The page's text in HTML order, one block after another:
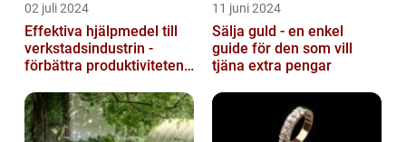
02 juli 2024
Effektiva hjälpmedel till
verkstadsindustrin -
förbättra produktiviteten
11 juni 2024
Sälja guld - en enkel
guide för den som vill
tjäna extra pengar